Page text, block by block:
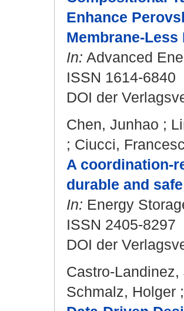
Enhance
Membrane-
In: Advanced
ISSN 1614-6840
DOI der
Chen, Junhao ;
; Ciucci,
A coordination-
durable and
In: Energy
ISSN 2405-8297
DOI der
Castro-
Schmalz, Holger